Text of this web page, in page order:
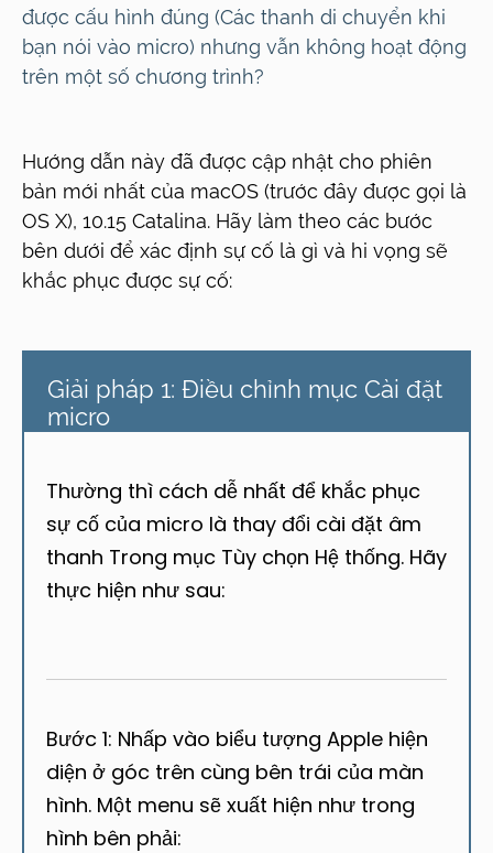
được cấu hình đúng (Các thanh di chuyển khi
bạn nói vào micro) nhưng vẫn không hoạt động
trên một số chương trình?
Hướng dẫn này đã được cập nhật cho phiên
bản mới nhất của macOS (trước đây được gọi là
OS X), 10.15 Catalina. Hãy làm theo các bước
bên dưới để xác định sự cố là gì và hi vọng sẽ
khắc phục được sự cố:
Giải pháp 1: Điều chỉnh mục Cài đặt
micro
Thường thì cách dễ nhất để khắc phục
sự cố của micro là thay đổi cài đặt âm
thanh Trong mục Tùy chọn Hệ thống. Hãy
thực hiện như sau:
Bước 1: Nhấp vào biểu tượng Apple hiện
diện ở góc trên cùng bên trái của màn
hình. Một menu sẽ xuất hiện như trong
hình bên phải: